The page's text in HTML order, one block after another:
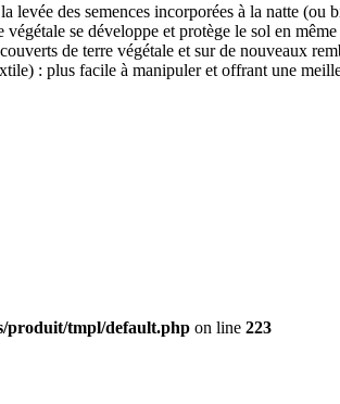
des semences incorporées à la natte (ou
se développe et protège le sol en
de terre végétale et sur de nouveaux
: plus facile à manipuler et offrant une
produit/tmpl/default.php on line 223